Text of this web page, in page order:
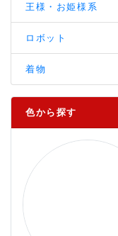
王様・お姫様系
ロボット
着物
色から探す